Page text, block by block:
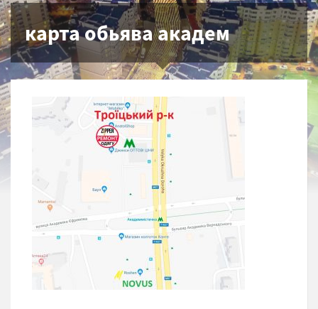
карта обьява академ